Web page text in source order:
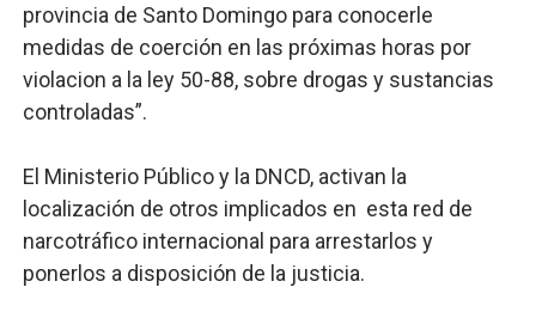
provincia de Santo Domingo para conocerle
medidas de coerción en las próximas horas por
violacion a la ley 50-88, sobre drogas y sustancias
controladas”.
El Ministerio Público y la DNCD, activan la
localización de otros implicados en esta red de
narcotráfico internacional para arrestarlos y
ponerlos a disposición de la justicia.